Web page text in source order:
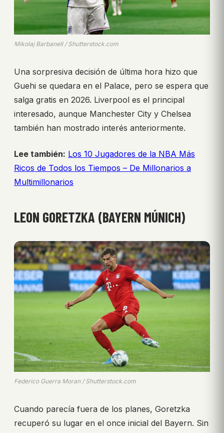
Mikolaj Barbanell / Shutterstock.com
Una sorpresiva decisión de última hora hizo que
Guehi se quedara en el Palace, pero se espera que
salga gratis en 2026. Liverpool es el principal
interesado, aunque Manchester City y Chelsea
también han mostrado interés anteriormente.
Lee también: Los 10 Jugadores de la NBA Más
Ricos de Todos los Tiempos – De Millonarios a
Multimillonarios
LEON GORETZKA (BAYERN MÚNICH)
Federico Guerra Moran / Shutterstock.com
Cuando parecía fuera de los planes, Goretzka
recuperó su lugar en el once inicial del Bayern. Sin